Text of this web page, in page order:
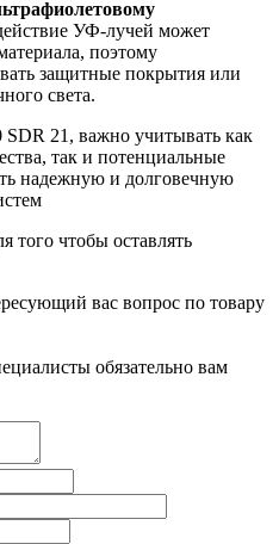
УФ-лучей может
поэтому
защитные покрытия или
света.
21, важно учитывать как
так и потенциальные
надежную и долговечную
того чтобы оставлять
вас вопрос по товару
обязательно вам